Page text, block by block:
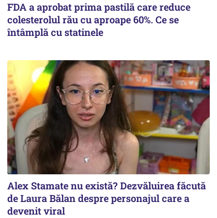
FDA a aprobat prima pastilă care reduce
colesterolul rău cu aproape 60%. Ce se
întâmplă cu statinele
Alex Stamate nu există? Dezvăluirea făcută
de Laura Bălan despre personajul care a
devenit viral